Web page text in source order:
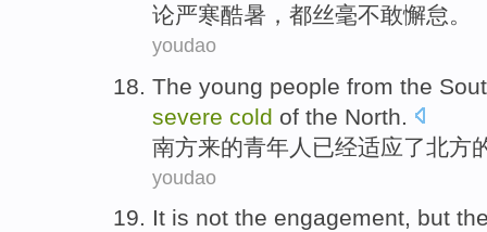
论严寒酷暑 ， 都丝毫不敢懈怠。
youdao
The young people from the
severe cold of the North
南方来的青年人 已经适应了北方
youdao
It is not the engagement, but